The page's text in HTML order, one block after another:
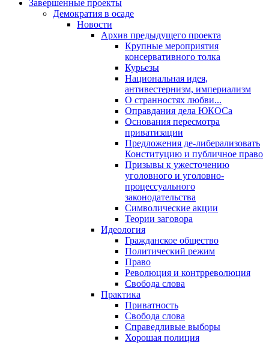
Завершенные проекты
Демократия в осаде
Новости
Архив предыдущего проекта
Крупные мероприятия
консервативного толка
Курьезы
Национальная идея,
антивестернизм, империализм
О странностях любви...
Оправдания дела ЮКОСа
Основания пересмотра
приватизации
Предложения де-либерализовать
Конституцию и публичное право
Призывы к ужесточению
уголовного и уголовно-
процессуального
законодательства
Символические акции
Теории заговора
Идеология
Гражданское общество
Политический режим
Право
Революция и контрреволюция
Свобода слова
Практика
Приватность
Свобода слова
Справедливые выборы
Хорошая полиция